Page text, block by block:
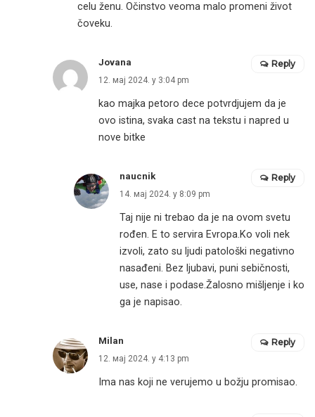
celu ženu. Očinstvo veoma malo promeni život
čoveku.
Jovana
12. мај 2024. у 3:04 pm
kao majka petoro dece potvrdjujem da je
ovo istina, svaka cast na tekstu i napred u
nove bitke
Reply
naucnik
14. мај 2024. у 8:09 pm
Taj nije ni trebao da je na ovom svetu
rođen. E to servira Evropa.Ko voli nek
izvoli, zato su ljudi patološki negativno
nasađeni. Bez ljubavi, puni sebičnosti,
use, nase i podase.Žalosno mišljenje i ko
ga je napisao.
Reply
Milan
12. мај 2024. у 4:13 pm
Ima nas koji ne verujemo u božju promisao.
Reply